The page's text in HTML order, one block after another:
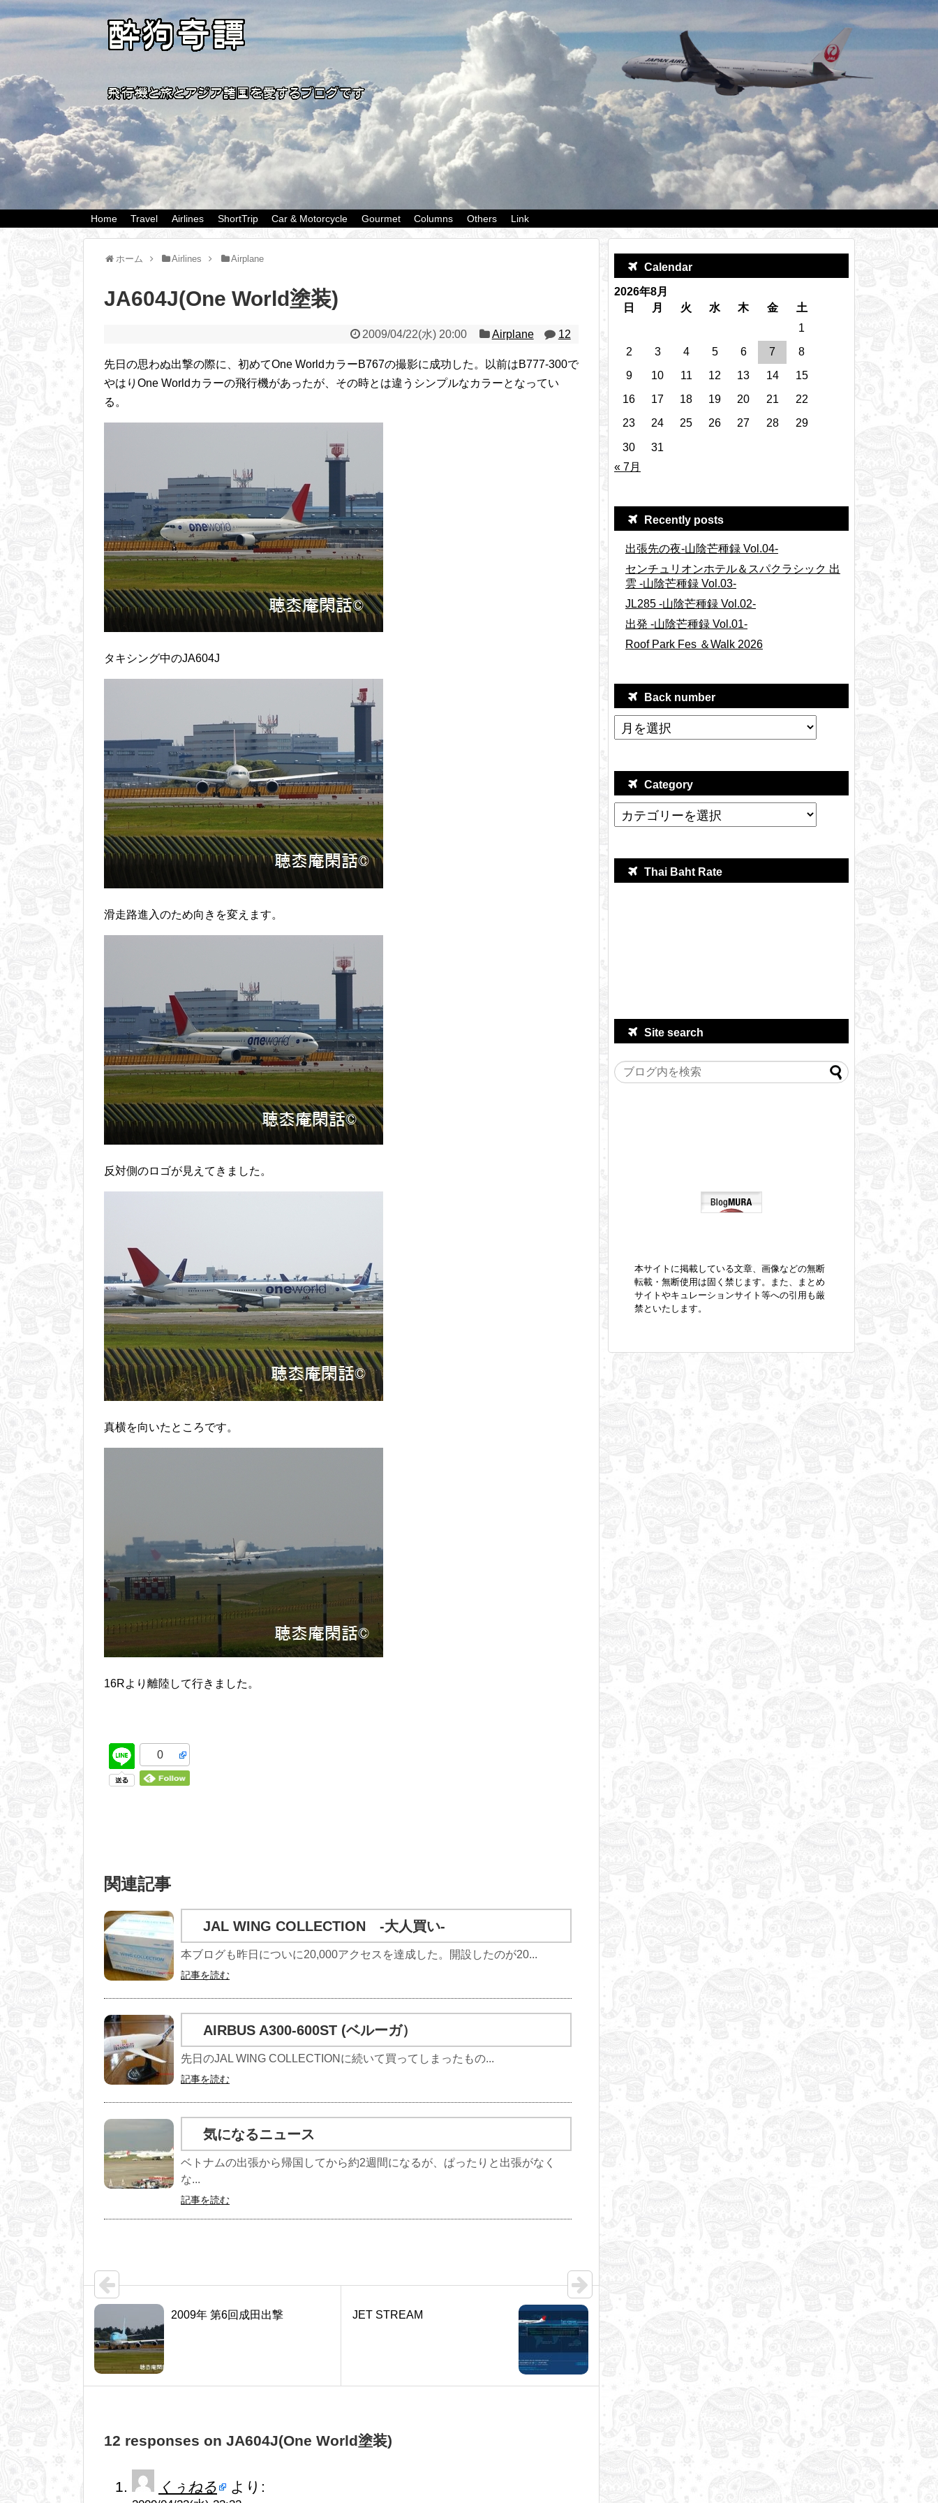
Home Travel Airlines ShortTrip Car & Motorcycle Gourmet Columns Others Link
ホーム Airlines Airplane
JA604J(One World塗装)
2009/04/22(水) 20:00 Airplane 12
先日の思わぬ出撃の際に、初めてOne WorldカラーB767の撮影に成功した。以前はB777-300で
やはりOne Worldカラーの飛行機があったが、その時とは違うシンプルなカラーとなってい
る。
タキシング中のJA604J
滑走路進入のため向きを変えます。
反対側のロゴが見えてきました。
真横を向いたところです。
16Rより離陸して行きました。
0
関連記事
JAL WING COLLECTION -大人買い-
本ブログも昨日についに20,000アクセスを達成した。開設したのが20...
記事を読む
AIRBUS A300-600ST (ベルーガ）
先日のJAL WING COLLECTIONに続いて買ってしまったもの...
記事を読む
気になるニュース
ベトナムの出張から帰国してから約2週間になるが、ぱったりと出張がなく
な...
記事を読む
2009年 第6回成田出撃 JET STREAM
12 responses on JA604J(One World塗装)
くぅねる より:
Calendar
2026年8月
日
月 火 水 木 金
土
1
2
3 4 5 6 7
8
9
10 11 12 13 14
15
16
17 18 19 20 21
22
23
24 25 26 27 28 29
30
31
« 7月
Recently posts
出張先の夜-山陰芒種録 Vol.04-
センチュリオンホテル＆スパクラシック 出
雲 -山陰芒種録 Vol.03-
JL285 -山陰芒種録 Vol.02-
出発 -山陰芒種録 Vol.01-
Roof Park Fes ＆Walk 2026
Back number
Category
Thai Baht Rate
Site search
本サイトに掲載している文章、画像などの無断
転載・無断使用は固く禁じます。また、まとめ
サイトやキュレーションサイト等への引用も厳
禁といたします。